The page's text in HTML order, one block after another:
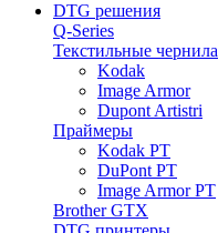
DTG решения
Q-Series
Текстильные чернила
Kodak
Image Armor
Dupont Artistri
Праймеры
Kodak PT
DuPont PT
Image Armor PT
Brother GTX